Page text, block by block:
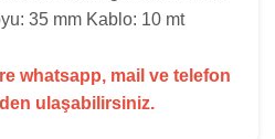
35 mm Kablo: 10 mt
whatsapp, mail ve telefon
ulaşabilirsiniz.